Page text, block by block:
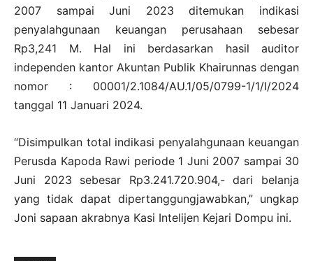
2007 sampai Juni 2023 ditemukan indikasi
penyalahgunaan keuangan perusahaan sebesar
Rp3,241 M. Hal ini berdasarkan hasil auditor
independen kantor Akuntan Publik Khairunnas dengan
nomor : 00001/2.1084/AU.1/05/0799-1/1/I/2024
tanggal 11 Januari 2024.
“Disimpulkan total indikasi penyalahgunaan keuangan
Perusda Kapoda Rawi periode 1 Juni 2007 sampai 30
Juni 2023 sebesar Rp3.241.720.904,- dari belanja
yang tidak dapat dipertanggungjawabkan,” ungkap
Joni sapaan akrabnya Kasi Intelijen Kejari Dompu ini.